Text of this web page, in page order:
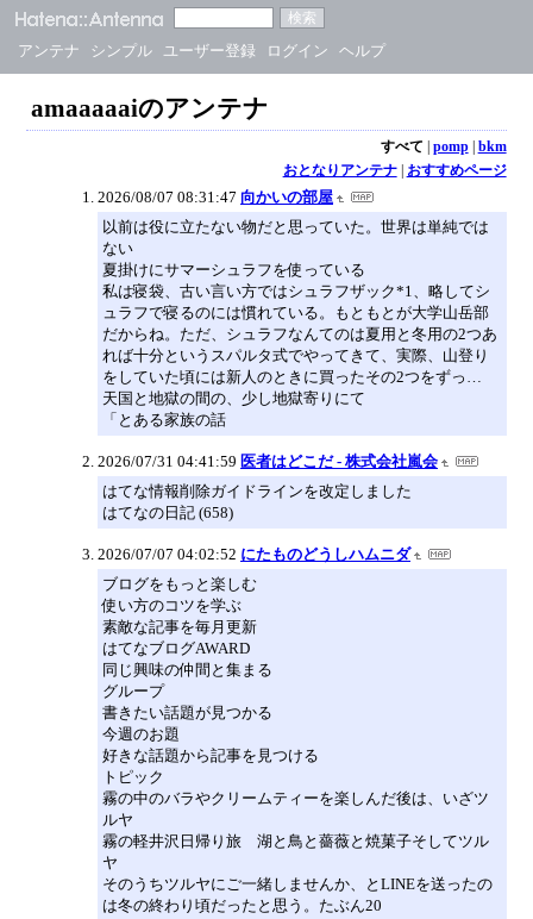
アンテナ シンプル ユーザー登録 ログイン ヘルプ
amaaaaaiのアンテナ
すべて | pomp| bkm
おとなりアンテナ| おすすめページ
2026/08/07 08:31:47 向かいの部屋
以前は役に立たない物だと思っていた。世界は単純では
ない
夏掛けにサマーシュラフを使っている
私は寝袋、古い言い方ではシュラフザック*1、略してシ
ュラフで寝るのには慣れている。もともとが大学山岳部
だからね。ただ、シュラフなんてのは夏用と冬用の2つあ
れば十分というスパルタ式でやってきて、実際、山登り
をしていた頃には新人のときに買ったその2つをずっ…
天国と地獄の間の、少し地獄寄りにて
「とある家族の話
2026/07/31 04:41:59 医者はどこだ - 株式会社嵐会
はてな情報削除ガイドラインを改定しました
はてなの日記 (658)
2026/07/07 04:02:52 にたものどうしハムニダ
ブログをもっと楽しむ
使い方のコツを学ぶ
素敵な記事を毎月更新
はてなブログAWARD
同じ興味の仲間と集まる
グループ
書きたい話題が見つかる
今週のお題
好きな話題から記事を見つける
トピック
霧の中のバラやクリームティーを楽しんだ後は、いざツ
ルヤ
霧の軽井沢日帰り旅 湖と鳥と薔薇と焼菓子そしてツル
ヤ
そのうちツルヤにご一緒しませんか、とLINEを送ったの
は冬の終わり頃だったと思う。たぶん20